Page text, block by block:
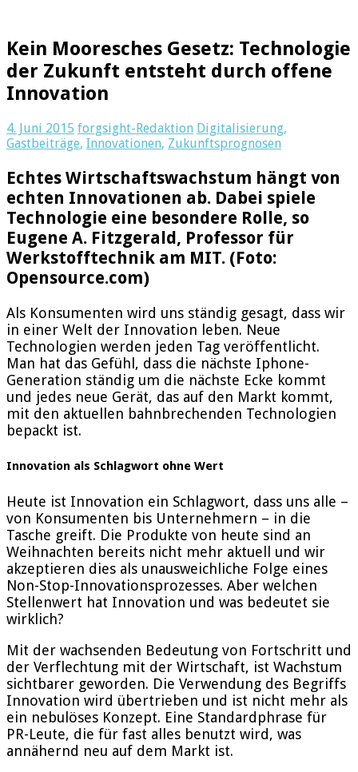
Kein Mooresches Gesetz: Technologie
der Zukunft entsteht durch offene
Innovation
4. Juni 2015 forgsight-Redaktion Digitalisierung,
Gastbeiträge, Innovationen, Zukunftsprognosen
Echtes Wirtschaftswachstum hängt von
echten Innovationen ab. Dabei spiele
Technologie eine besondere Rolle, so
Eugene A. Fitzgerald, Professor für
Werkstofftechnik am MIT. (Foto:
Opensource.com)
Als Konsumenten wird uns ständig gesagt, dass wir
in einer Welt der Innovation leben. Neue
Technologien werden jeden Tag veröffentlicht.
Man hat das Gefühl, dass die nächste Iphone-
Generation ständig um die nächste Ecke kommt
und jedes neue Gerät, das auf den Markt kommt,
mit den aktuellen bahnbrechenden Technologien
bepackt ist.
Innovation als Schlagwort ohne Wert
Heute ist Innovation ein Schlagwort, dass uns alle –
von Konsumenten bis Unternehmern – in die
Tasche greift. Die Produkte von heute sind an
Weihnachten bereits nicht mehr aktuell und wir
akzeptieren dies als unausweichliche Folge eines
Non-Stop-Innovationsprozesses. Aber welchen
Stellenwert hat Innovation und was bedeutet sie
wirklich?
Mit der wachsenden Bedeutung von Fortschritt und
der Verflechtung mit der Wirtschaft, ist Wachstum
sichtbarer geworden. Die Verwendung des Begriffs
Innovation wird übertrieben und ist nicht mehr als
ein nebulöses Konzept. Eine Standardphrase für
PR-Leute, die für fast alles benutzt wird, was
annähernd neu auf dem Markt ist.